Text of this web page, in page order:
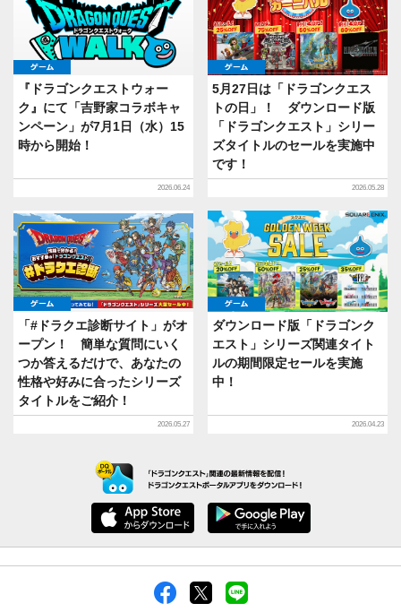
『ドラゴンクエストウォー
ク』にて「吉野家コラボキャ
ンペーン」が7月1日（水）15
時から開始！
2026.06.24
ゲーム
5月27日は「ドラゴンクエス
トの日」！ ダウンロード版
「ドラゴンクエスト」シリー
ズタイトルのセールを実施中
です！
2026.05.28
ゲーム
「#ドラクエ診断サイト」がオ
ープン！ 簡単な質問にいく
つか答えるだけで、あなたの
性格や好みに合ったシリーズ
タイトルをご紹介！
2026.05.27
ゲーム
ダウンロード版「ドラゴンク
エスト」シリーズ関連タイト
ルの期間限定セールを実施
中！
2026.04.23